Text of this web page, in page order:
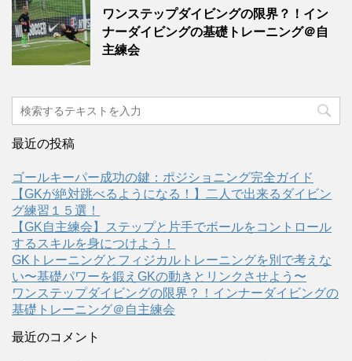
ワンステップダイビングの限界？！イン
ナーダイビングの基礎トレーニング＠自
主練会
最近の投稿
ゴールキーパー成功の鍵：ポジショニング完全ガイド
【GKが絶対跳べるようになる！】二人で出来るダイビン
グ練習１５選！
【GK自主練会】ステップと片手でボールをコントロール
するスキルを身につけよう！
GKトレーニングとフィジカルトレーニングを別で考えな
い〜基礎パワーを鍛えGKの動きとリンクさせよう〜
ワンステップダイビングの限界？！インナーダイビングの
基礎トレーニング＠自主練会
最近のコメント